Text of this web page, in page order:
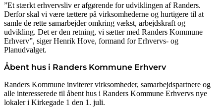
”Et stærkt erhvervsliv er afgørende for udviklingen af Randers.
Derfor skal vi være tættere på virksomhederne og hurtigere til at
samle de rette samarbejder omkring vækst, arbejdskraft og
udvikling. Det er den retning, vi sætter med Randers Kommune
Erhverv”, siger Henrik Hove, formand for Erhvervs- og
Planudvalget.
Åbent hus i Randers Kommune Erhverv
Randers Kommune inviterer virksomheder, samarbejdspartnere og
alle interesserede til åbent hus i Randers Kommune Erhvervs nye
lokaler i Kirkegade 1 den 1. juli.